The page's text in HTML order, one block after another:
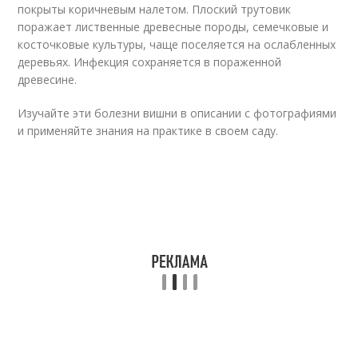
покрыты коричневым налетом. Плоский трутовик
поражает лиственные древесные породы, семечковые и
косточковые культуры, чаще поселяется на ослабленных
деревьях. Инфекция сохраняется в пораженной
древесине.
Изучайте эти болезни вишни в описании с фотографиями
и применяйте знания на практике в своем саду.